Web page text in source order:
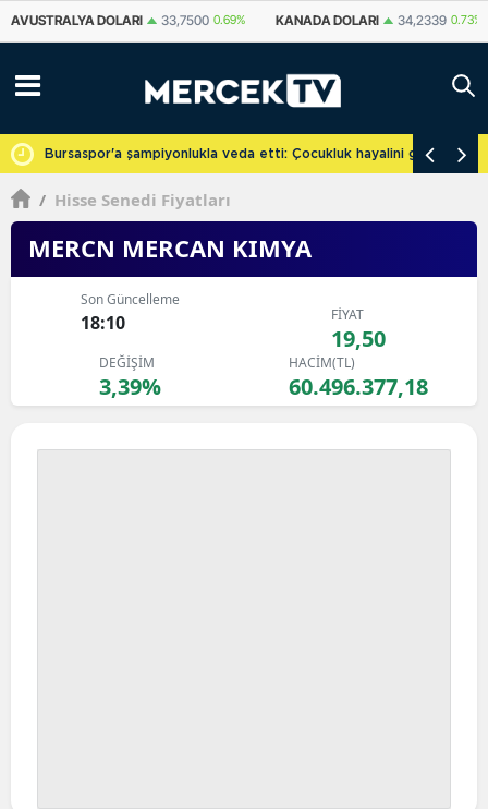
KANADA DOLARI 34,2339 0.73% İSVIÇRE FRANKI 59,1179 0.82%
Bursaspor'a şampiyonlukla veda etti: Çocukluk hayalini
/ Hisse Senedi Fiyatları
MERCN MERCAN KIMYA
Son Güncelleme
18:10 FİYAT
19,50
DEĞİŞİM
3,39%
HACİM(TL)
60.496.377,18